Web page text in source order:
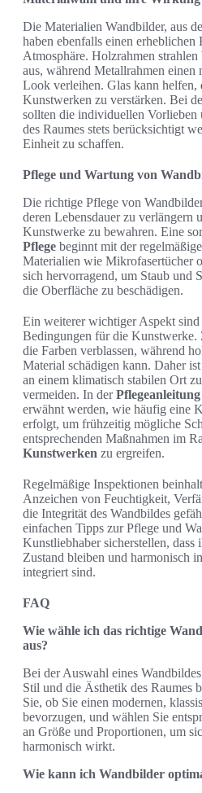
Die Materialien Wandbilder, aus
haben ebenfalls einen erheblichen
Atmosphäre. Holzrahmen
aus, während Metallrahmen einen
Look verleihen. Glas kann helfen,
Kunstwerken zu verstärken. Bei
sollten die individuellen Vorlieben
des Raumes stets berücksichtigt
Einheit zu schaffen.
Pflege und Wartung von
Die richtige Pflege von
deren Lebensdauer zu verlängern
Kunstwerke zu bewahren. Eine
Pflege beginnt mit der
Materialien wie Mikrofasertücher
sich hervorragend, um Staub und
die Oberfläche zu beschädigen.
Ein weiterer wichtiger Aspekt sind
Bedingungen für die Kunstwerke.
die Farben verblassen, während
Material schädigen kann. Daher
an einem klimatisch stabilen Ort
vermeiden. In derPflegeanleitung
erwähnt werden, wie häufig eine
erfolgt, um frühzeitig mögliche
entsprechenden Maßnahmen im
Kunstwerken zu ergreifen.
Regelmäßige Inspektionen
Anzeichen von Feuchtigkeit,
die Integrität des Wandbildes
einfachen Tipps zur Pflege und
Kunstliebhaber sicherstellen, dass
Zustand bleiben und harmonisch
integriert sind.
FAQ
Wie wähle ich das richtige
aus?
Bei der Auswahl eines
Stil und die Ästhetik des Raumes
Sie, ob Sie einen modernen,
bevorzugen, und wählen Sie
an Größe und Proportionen, um
harmonisch wirkt.
Wie kann ich Wandbilder